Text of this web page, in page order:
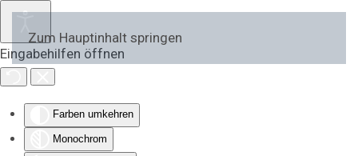
Eingabehilfen öffnen
Farben umkehren
Monochrom
Zum Hauptinhalt springen